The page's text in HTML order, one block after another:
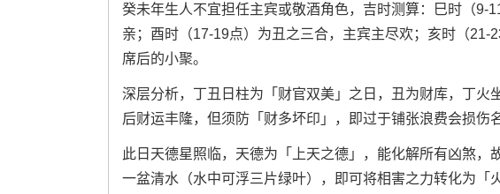
癸未年生人不宜担任主宾或敬酒角色，吉时测算：巳时（9-
亲；酉时（17-19点）为丑之三合，主宾主尽欢；亥时（21-
席后的小聚。
深层分析，丁丑日柱为「财官双美」之日，丑为财库，丁火
后财运丰隆，但须防「财多坏印」，即过于铺张浪费会损伤
此日天德星照临，天德为「上天之德」，能化解所有凶煞，
一盆清水（水中可浮三片绿叶），即可将相害之力转化为